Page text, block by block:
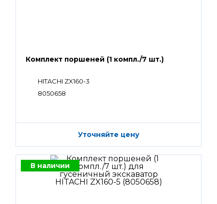
Комплект поршеней (1 компл./7 шт.)
HITACHI ZX160-3
8050658
Уточняйте цену
В наличии